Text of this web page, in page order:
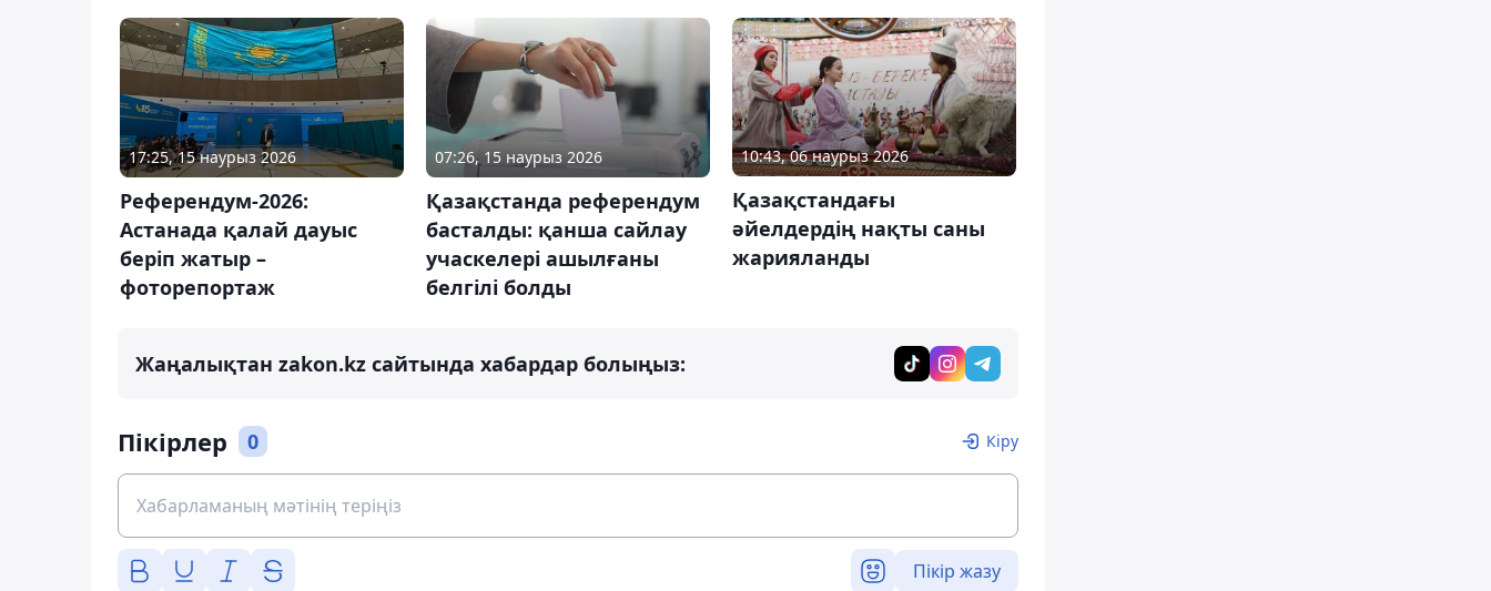
17:25, 15 наурыз 2026
Референдум-2026:
Астанада қалай дауыс
беріп жатыр –
фоторепортаж
07:26, 15 наурыз 2026
Қазақстанда референдум
басталды: қанша сайлау
учаскелері ашылғаны
белгілі болды
10:43, 06 наурыз 2026
Қазақстандағы
әйелдердің нақты саны
жарияланды
Жаңалықтан zakon.kz сайтында хабардар болыңыз:
Пікірлер 0 Кіру
Пікір жазу